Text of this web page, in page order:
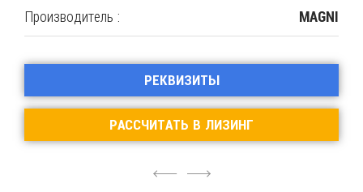
4
Производитель : MAGNI
РЕКВИЗИТЫ
РАССЧИТАТЬ В ЛИЗИНГ
6